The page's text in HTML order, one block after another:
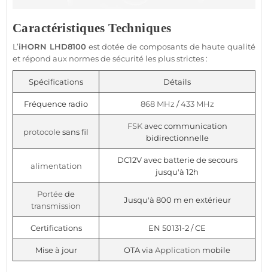
Caractéristiques Techniques
L’iHORN LHD8100est dotée de composants de haute qualité
et répond aux normes desécurité les plus strictes :
Spécifications Détails
Fréquence radio 868 MHz /433 MHz
protocolesans fil
FSKavec communication
bidirectionnelle
alimentation
DC12V avec batterie de secours
jusqu'à 12h
Portéede
transmission
Jusqu'à 800 m en extérieur
Certifications EN 50131-2 / CE
Mise à jour OTA via Application mobile